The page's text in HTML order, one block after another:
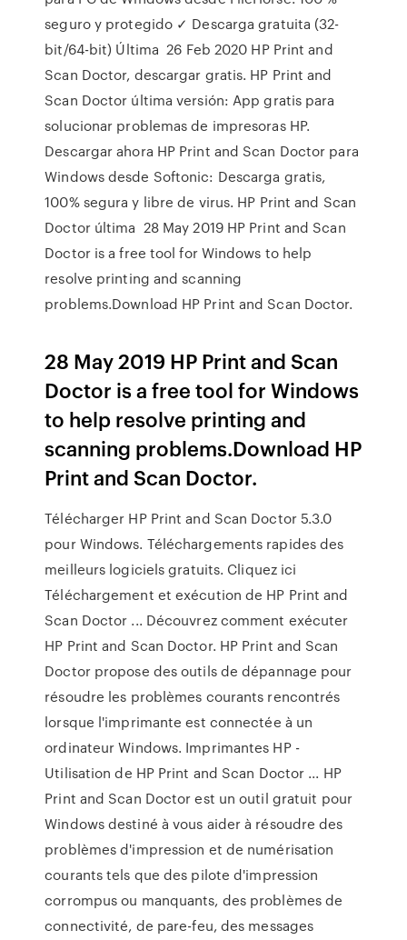
seguro y protegido ✓ Descarga gratuita (32-
bit/64-bit) Última 26 Feb 2020 HP Print and
Scan Doctor, descargar gratis. HP Print and
Scan Doctor última versión: App gratis para
solucionar problemas de impresoras HP.
Descargar ahora HP Print and Scan Doctor para
Windows desde Softonic: Descarga gratis,
100% segura y libre de virus. HP Print and Scan
Doctor última 28 May 2019 HP Print and Scan
Doctor is a free tool for Windows to help
resolve printing and scanning
problems.Download HP Print and Scan Doctor.
28 May 2019 HP Print and Scan
Doctor is a free tool for Windows
to help resolve printing and
scanning problems.Download HP
Print and Scan Doctor.
Télécharger HP Print and Scan Doctor 5.3.0
pour Windows. Téléchargements rapides des
meilleurs logiciels gratuits. Cliquez ici
Téléchargement et exécution de HP Print and
Scan Doctor ... Découvrez comment exécuter
HP Print and Scan Doctor. HP Print and Scan
Doctor propose des outils de dépannage pour
résoudre les problèmes courants rencontrés
lorsque l'imprimante est connectée à un
ordinateur Windows. Imprimantes HP -
Utilisation de HP Print and Scan Doctor ... HP
Print and Scan Doctor est un outil gratuit pour
Windows destiné à vous aider à résoudre des
problèmes d'impression et de numérisation
courants tels que des pilote d'impression
corrompus ou manquants, des problèmes de
connectivité, de pare-feu, des messages